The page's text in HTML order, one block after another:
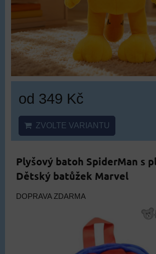
od 349 Kč
ZVOLTE VARIANTU
Plyšový batoh SpiderMan s
Dětský batůžek Marvel
DOPRAVA ZDARMA